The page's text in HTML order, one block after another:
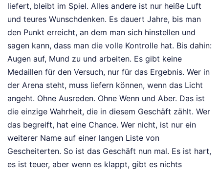
liefert, bleibt im Spiel. Alles andere ist nur heiße Luft
und teures Wunschdenken. Es dauert Jahre, bis man
den Punkt erreicht, an dem man sich hinstellen und
sagen kann, dass man die volle Kontrolle hat. Bis dahin:
Augen auf, Mund zu und arbeiten. Es gibt keine
Medaillen für den Versuch, nur für das Ergebnis. Wer in
der Arena steht, muss liefern können, wenn das Licht
angeht. Ohne Ausreden. Ohne Wenn und Aber. Das ist
die einzige Wahrheit, die in diesem Geschäft zählt. Wer
das begreift, hat eine Chance. Wer nicht, ist nur ein
weiterer Name auf einer langen Liste von
Gescheiterten. So ist das Geschäft nun mal. Es ist hart,
es ist teuer, aber wenn es klappt, gibt es nichts